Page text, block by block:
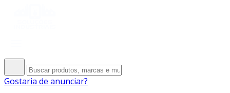
Gostaria de anunciar?